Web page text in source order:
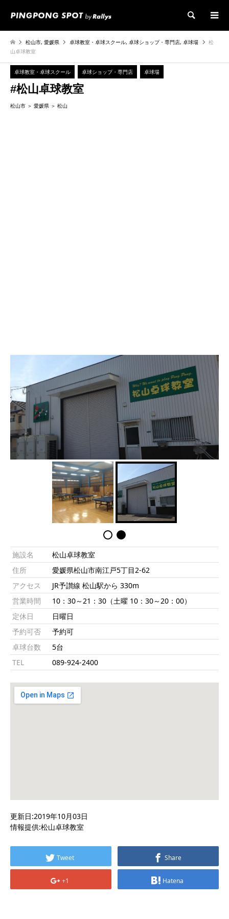
検索
松山市,愛媛県 卓球教室・卓球スクール,卓球ショップ・専門店,卓球場
松
山卓球教室
卓球教室・卓球スクール 卓球ショップ・専門店 卓球場
#松山卓球教室
松山市 愛媛県 松山
施設名
松山卓球教室
住所
愛媛県松山市南江戸5丁目2-62
アクセス
JR予讃線 松山駅から 330m
営業時間
10：30～21：30（土曜 10：30～20：00）
定休日
日曜日
予約可否
予約可
卓球台数
5台
TEL
089-924-2400
更新日:2019年10月03日
情報提供:松山卓球教室
Tweet Share
+1 Hatena